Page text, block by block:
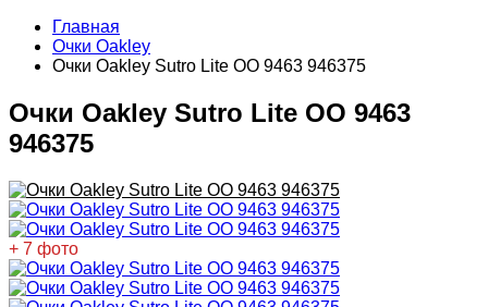
Главная
Очки Oakley
Очки Oakley Sutro Lite OO 9463 946375
Очки Oakley Sutro Lite OO 9463
946375
+ 7 фото